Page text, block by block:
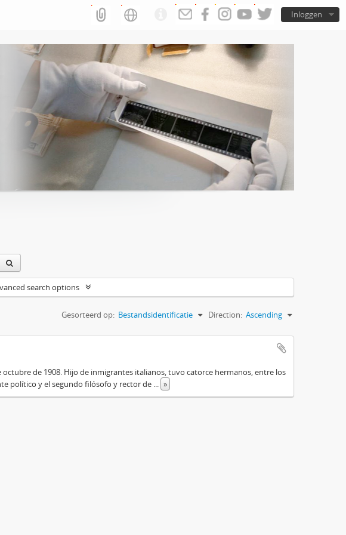
Inloggen
search options
Gesorteerd op: Bestandsidentificatie Direction: Ascending
octubre de 1908. Hijo de inmigrantes italianos, tuvo catorce hermanos, entre los
político y el segundo filósofo y rector de
»